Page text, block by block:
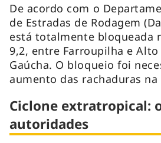
De acordo com o
de Estradas de Rodagem
está totalmente bloqueada
9,2, entre Farroupilha e Alto
Gaúcha. O bloqueio foi
aumento das rachaduras
Ciclone extratropical:
autoridades